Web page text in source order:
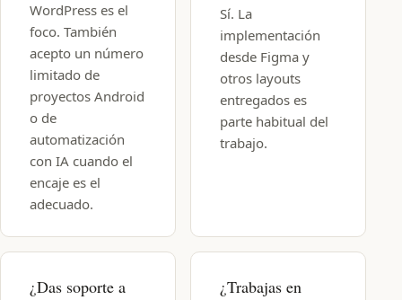
WordPress es el
foco. También
acepto un número
limitado de
proyectos Android
o de
automatización
con IA cuando el
encaje es el
adecuado.
Sí. La
implementación
desde Figma y
otros layouts
entregados es
parte habitual del
trabajo.
¿Das soporte a
¿Trabajas en